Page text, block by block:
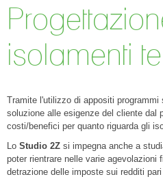
isolamenti
Tramite l'utilizzo di appositi
soluzione alle esigenze del cliente dal
costi/benefici per quanto riguarda gli
Lo Studio 2Z si impegna anche a
poter rientrare nelle varie agevolazioni
detrazione delle imposte sui redditi